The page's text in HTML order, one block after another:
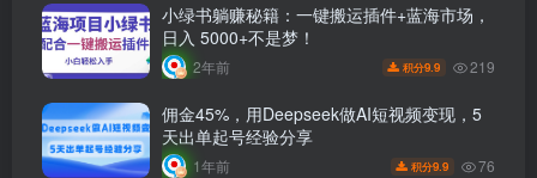
小绿书躺赚秘籍：一键搬运插件+蓝海市场，
日入 5000+不是梦！
2年前 积分9.9 219
佣金45%，用Deepseek做AI短视频变现，5
天出单起号经验分享
1年前 积分9.9 76